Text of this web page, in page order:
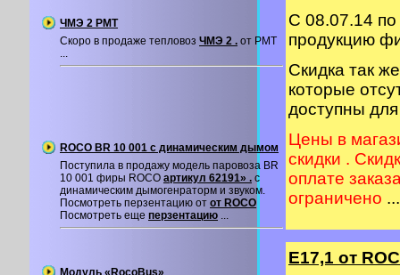
ЧМЭ 2 PMT
Скоро в продаже тепловоз ЧМЭ 2 . от PMT
...
ROCO BR 10 001 с динамическим дымом
Поступила в продажу модель паровоза BR
10 001 фиры ROCO артикул 62191» . с
динамическим дымогенраторм и звуком.
Посмотреть перзентацию от от ROCO
Посмотреть еще перзентацию ...
Модуль «RocoBus»
C 08.07.14
продукцию
Скидка так
которые
доступны
Цены в
скидки .
оплате
ограничено ...
Е17,1 от